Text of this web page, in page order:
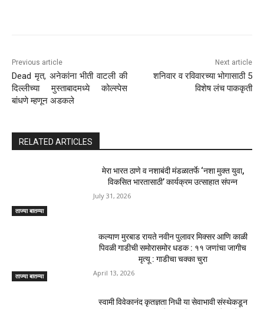
Previous article
Dead मृत, अनेकांना भीती वाटली की
दिल्लीच्या मुस्ताबादमध्ये कोल्स्पेस
बांधणे म्हणून अडकले
Next article
शनिवार व रविवारच्या भोगासाठी 5
विशेष लंच पाककृती
RELATED ARTICLES
ताज्या बातम्या
मेरा भारत ठाणे व नशाबंदी मंडळातर्फे ‘नशा मुक्त युवा,
विकसित भारतासाठी’ कार्यक्रम उत्साहात संपन्न
July 31, 2026
ताज्या बातम्या
कल्याण मुरबाड रायते नवीन पुलावर मिक्सर आणि काळी
पिवळी गाडीची समोरासमोर धडक : ११ जणांचा जागीच
मृत्यू : गाडीचा चक्का चुरा
April 13, 2026
स्वामी विवेकानंद कृतज्ञता निधी या सेवाभावी संस्थेकडून